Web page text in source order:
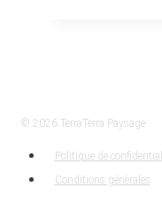
© 2026 TerraTerra Paysage
Politique de
Conditions générales